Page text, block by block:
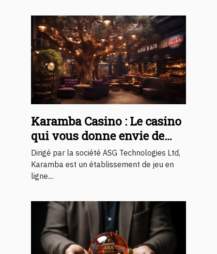
Karamba Casino : Le casino
qui vous donne envie de
jouer
Dirigé par la société ASG Technologies Ltd,
Karamba est un établissement de jeu en
ligne....